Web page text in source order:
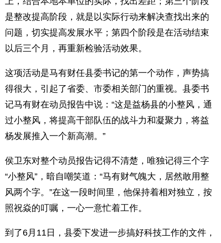
是整改提高阶段，就是以实际行动来解决查找出来的
问题，切实提高发展水平；第四个阶段是在活动结束
以后三个月，再重新检验活动效果。
这项活动是马有财任县委书记的第一个动作，声势搞
得很大，引起了省委、市委相关部门的重视。县委书
记马有财在动员报告中说：“这是益杨县的小整风，通
过小整风，将提高干部队伍的战斗力和凝聚力，将益
杨发展推入一个新高潮。”
侯卫东对整个动员报告记得不清楚，唯独记得三个字
“小整风”，暗自嘲笑道：“马有财气魄大，居然敢用整
风两个字。”在这一段时间里，他保持着相对独立，按
照祝焱的叮嘱，一心一意忙着工作。
到了6月11日，县委下发进一步搞好科技工作的文件，